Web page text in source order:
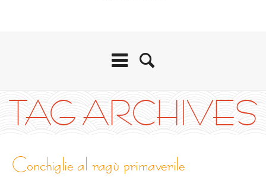
TAG ARCHIVES
conchiglie al ragù primaverile